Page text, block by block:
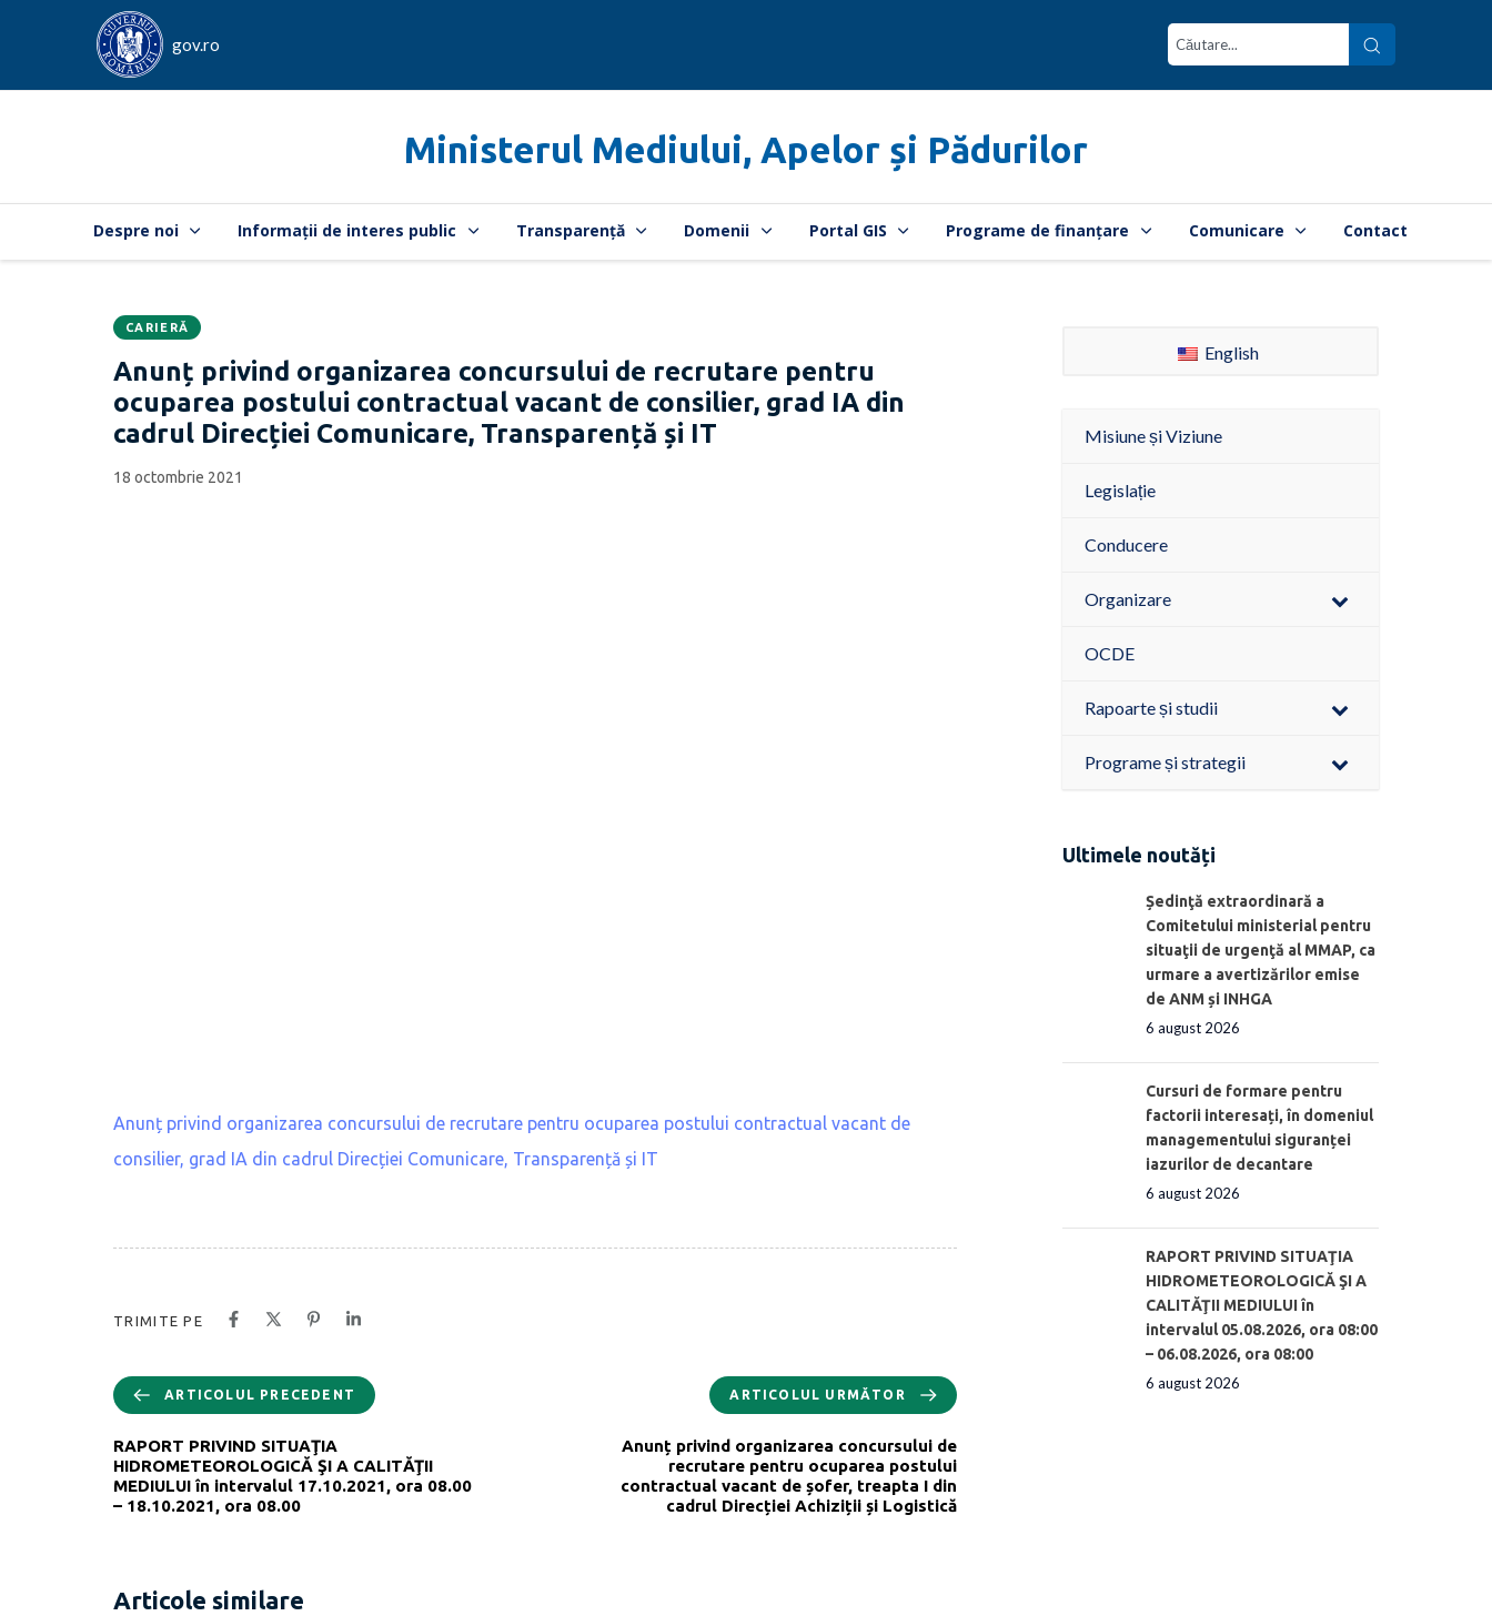
gov.ro
Ministerul Mediului, Apelor și Pădurilor
Despre noi Informații de interes public Transparență Domenii Portal GIS Programe de finanțare Comunicare Contact
CATEGORIA:
CARIERĂ
Anunț privind organizarea concursului de recrutare pentru
ocuparea postului contractual vacant de consilier, grad IA din
cadrul Direcției Comunicare, Transparență și IT
Data
publicării:
18 octombrie 2021
Anunț privind organizarea concursului de recrutare pentru ocuparea postului contractual vacant de
consilier, grad IA din cadrul Direcției Comunicare, Transparență și IT
TRIMITE PE
ARTICOLUL PRECEDENT
RAPORT PRIVIND SITUAŢIA
HIDROMETEOROLOGICĂ ŞI A CALITĂŢII
MEDIULUI în intervalul 17.10.2021, ora 08.00
– 18.10.2021, ora 08.00
ARTICOLUL URMĂTOR
Anunț privind organizarea concursului de
recrutare pentru ocuparea postului
contractual vacant de șofer, treapta I din
cadrul Direcției Achiziții și Logistică
Articole similare
English
Misiune și Viziune
Legislație
Conducere
Organizare
OCDE
Rapoarte și studii
Programe și strategii
Ultimele noutăți
Ședinţă extraordinară a
Comitetului ministerial pentru
situaţii de urgenţă al MMAP, ca
urmare a avertizărilor emise
de ANM și INHGA
6 august 2026
Cursuri de formare pentru
factorii interesați, în domeniul
managementului siguranței
iazurilor de decantare
6 august 2026
RAPORT PRIVIND SITUAŢIA
HIDROMETEOROLOGICĂ ŞI A
CALITĂŢII MEDIULUI în
intervalul 05.08.2026, ora 08:00
– 06.08.2026, ora 08:00
6 august 2026